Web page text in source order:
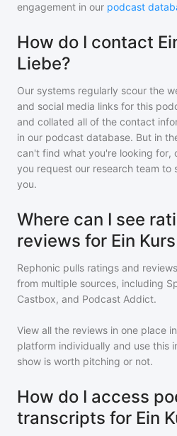
engagement in our podcast
How do I contact
Liebe?
Our systems regularly scour the
and social media links for this
and collated all of the contact
in our podcast database. But in
can't find what you're looking for,
you request our research team
you.
Where can I see
reviews for Ein
Rephonic pulls ratings and
from multiple sources, including
Castbox, and Podcast Addict.
View all the reviews in one place
platform individually and use this
show is worth pitching or not.
How do I access
transcripts for Ein